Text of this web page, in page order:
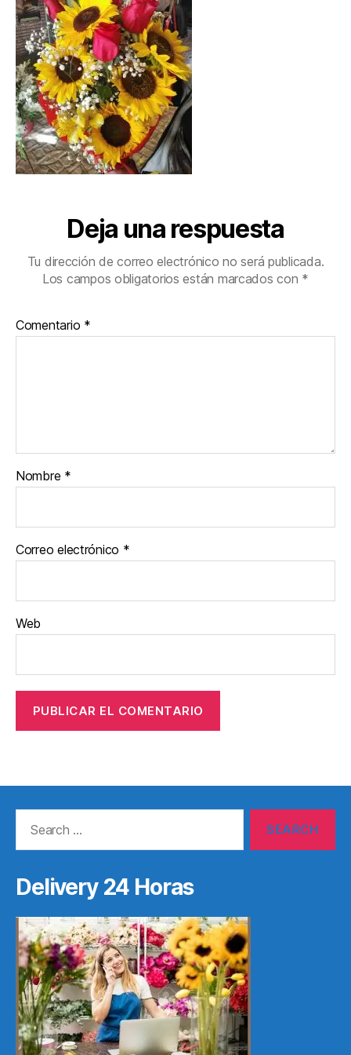
Deja una respuesta
Tu dirección de correo electrónico no será publicada.
Los campos obligatorios están marcados con *
Comentario *
Nombre *
Correo electrónico *
Web
Delivery 24 Horas